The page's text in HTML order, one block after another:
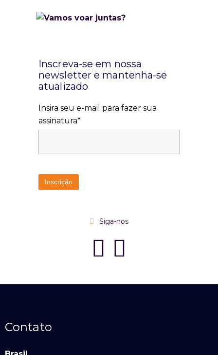
Inscreva-se em nossa
newsletter e mantenha-se
atualizado
Insira seu e-mail para fazer sua
assinatura*
Siga-nos
Contato